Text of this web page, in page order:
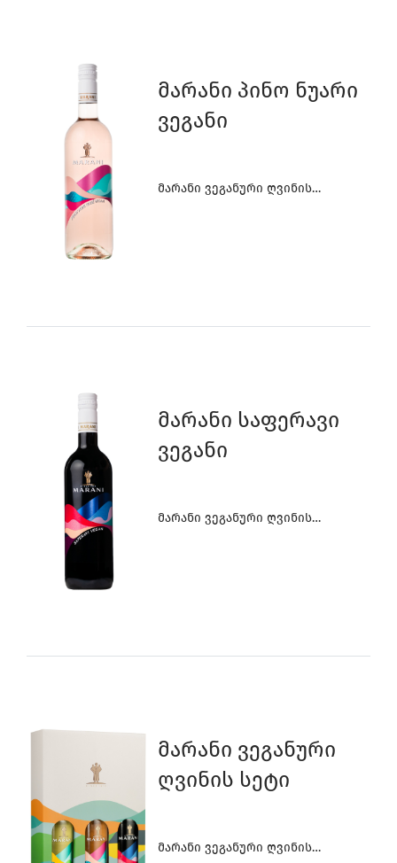
Მარანი Პინო Ნუარი
Ვეგანი
Მარანი Ვეგანური Ღვინის
Მარანი Საფერავი
Ვეგანი
Მარანი Ვეგანური Ღვინის
Მარანი Ვეგანური
Ღვინის Სეტი
Მარანი Ვეგანური Ღვინის